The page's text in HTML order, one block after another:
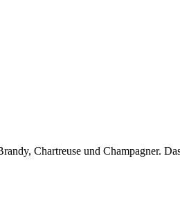
Chartreuse und Champagner.